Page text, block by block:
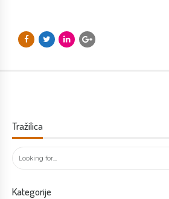
Tražilica
Kategorije